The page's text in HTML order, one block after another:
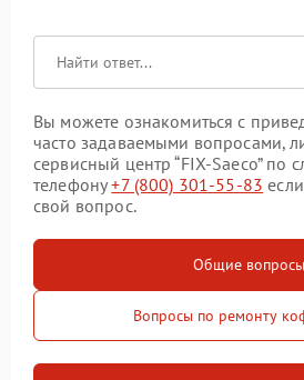
Вы можете ознакомиться с
часто задаваемыми вопросами,
сервисный центр “FIX-Saeco” по
телефону+7 (800) 301-55-83
свой вопрос.
Общие вопросы
Вопросы по ремонту